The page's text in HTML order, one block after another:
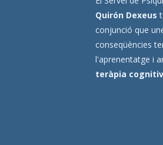
Quirón Dexeus
conjunció que
conseqüències
l'aprenentatge i
teràpia